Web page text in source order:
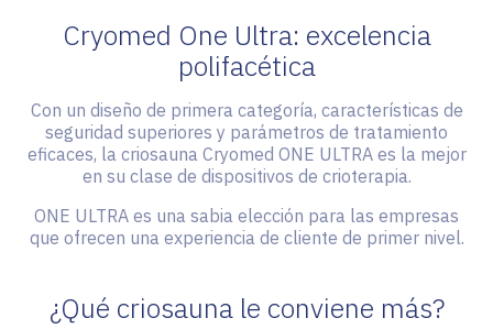
Cryomed One Ultra: excelencia
polifacética
Con un diseño de primera categoría, características de
seguridad superiores y parámetros de tratamiento
eficaces, la criosauna Cryomed ONE ULTRA es la mejor
en su clase de dispositivos de crioterapia.
ONE ULTRA es una sabia elección para las empresas
que ofrecen una experiencia de cliente de primer nivel.
¿Qué criosauna le conviene más?